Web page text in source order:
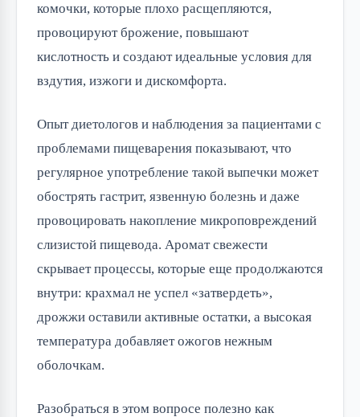
комочки, которые плохо расщепляются,
провоцируют брожение, повышают
кислотность и создают идеальные условия для
вздутия, изжоги и дискомфорта.
Опыт диетологов и наблюдения за пациентами с
проблемами пищеварения показывают, что
регулярное употребление такой выпечки может
обострять гастрит, язвенную болезнь и даже
провоцировать накопление микроповреждений
слизистой пищевода. Аромат свежести
скрывает процессы, которые еще продолжаются
внутри: крахмал не успел «затвердеть»,
дрожжи оставили активные остатки, а высокая
температура добавляет ожогов нежным
оболочкам.
Разобраться в этом вопросе полезно как